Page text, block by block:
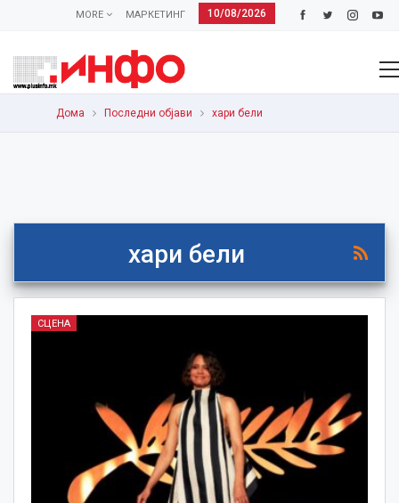
10/08/2026
МАРКЕТИНГ
MORE
Дома Последни објави хари бели
хари бели
СЦЕНА